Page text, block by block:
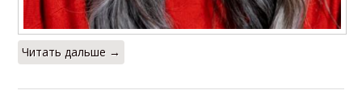
Читать дальше →